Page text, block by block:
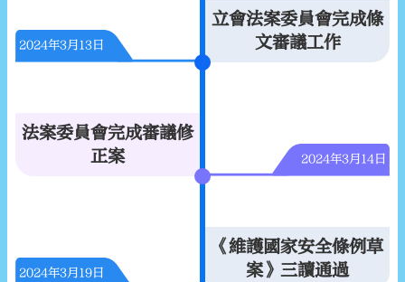
2024年3月13日
立會法案委員會完成條
文審議工作
2024年3月14日
法案委員會完成審議修
正案
2024年3月19日
《維護國家安全條例草
案》三讀通過